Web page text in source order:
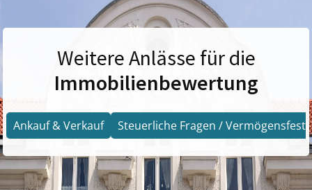
Weitere Anlässe für die
Immobilienbewertung
Ankauf & Verkauf Steuerliche Fragen /